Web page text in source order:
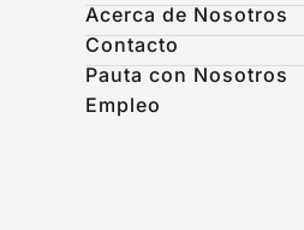
Acerca de Nosotros
Contacto
Pauta con Nosotros
Empleo